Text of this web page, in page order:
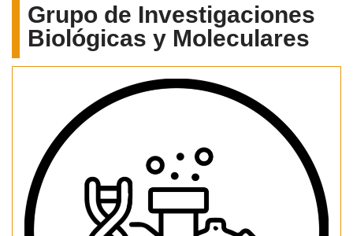
Grupo de Investigaciones
Biológicas y Moleculares